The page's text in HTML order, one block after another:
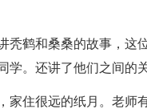
秃鹤和桑桑的故事，这
学。还讲了他们之间的
家住很远的纸月。老师